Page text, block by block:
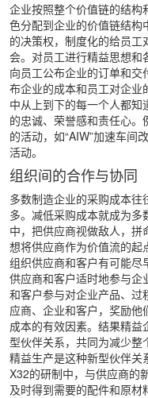
企业按照整个价值链的结构
色分配到企业的价值链结
的决策权，制度化的给员
会。对员工进行精益思想和
向员工公布企业的订单和
布企业的成本和员工对企业
中从上到下的每一个人都
的忠诚、荣誉感和责任心
的活动，如“AIW”加速车间
活动。
组织间的合作与协同
多数制造企业的采购成本
多。减低采购成本就成为
中，把供应商视做敌人，
想将供应商作为价值流的起
组织供应商和客户有可能
供应商和客户适时地参与
和客户参与对企业产品、
应商、企业和客户，奖励
成本的有效因素。结果精
型伙伴关系，共同为减少
精益生产是这种新型伙伴
X32的研制中，与供应商的
及时得到需要的配件和原材